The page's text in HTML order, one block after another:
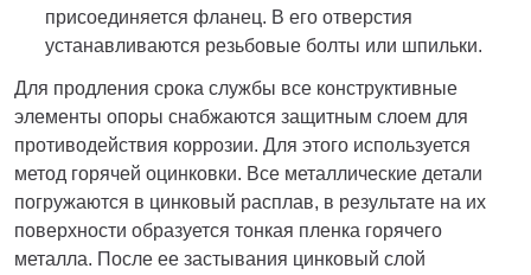
присоединяется фланец. В его отверстия
устанавливаются резьбовые болты или шпильки.
Для продления срока службы все конструктивные
элементы опоры снабжаются защитным слоем для
противодействия коррозии. Для этого используется
метод горячей оцинковки. Все металлические детали
погружаются в цинковый расплав, в результате на их
поверхности образуется тонкая пленка горячего
металла. После ее застывания цинковый слой